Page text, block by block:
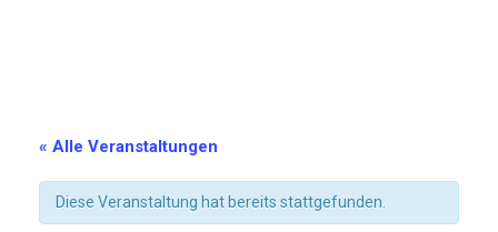
« Alle Veranstaltungen
Diese Veranstaltung hat bereits stattgefunden.